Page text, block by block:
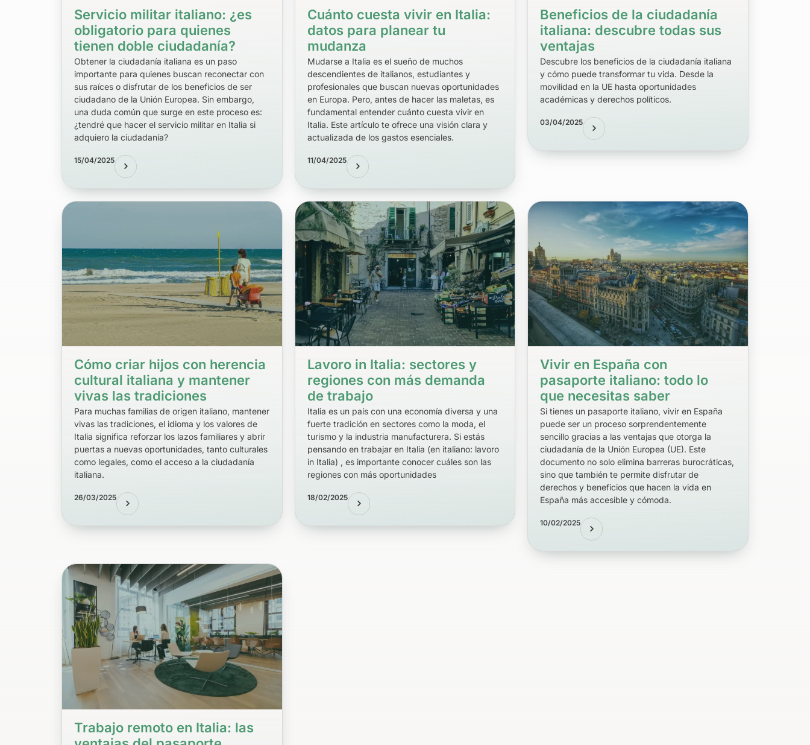
Servicio militar italiano: ¿es
obligatorio para quienes
tienen doble ciudadanía?
Obtener la ciudadanía italiana es un paso
importante para quienes buscan reconectar con
sus raíces o disfrutar de los beneficios de ser
ciudadano de la Unión Europea. Sin embargo,
una duda común que surge en este proceso es:
¿tendré que hacer el servicio militar en Italia si
adquiero la ciudadanía?
15/04/2025
Cuánto cuesta vivir en Italia:
datos para planear tu
mudanza
Mudarse a Italia es el sueño de muchos
descendientes de italianos, estudiantes y
profesionales que buscan nuevas oportunidades
en Europa. Pero, antes de hacer las maletas, es
fundamental entender cuánto cuesta vivir en
Italia. Este artículo te ofrece una visión clara y
actualizada de los gastos esenciales.
11/04/2025
Beneficios de la ciudadanía
italiana: descubre todas sus
ventajas
Descubre los beneficios de la ciudadanía italiana
y cómo puede transformar tu vida. Desde la
movilidad en la UE hasta oportunidades
académicas y derechos políticos.
03/04/2025
Cómo criar hijos con herencia
cultural italiana y mantener
vivas las tradiciones
Para muchas familias de origen italiano, mantener
vivas las tradiciones, el idioma y los valores de
Italia significa reforzar los lazos familiares y abrir
puertas a nuevas oportunidades, tanto culturales
como legales, como el acceso a la ciudadanía
italiana.
26/03/2025
Lavoro in Italia: sectores y
regiones con más demanda
de trabajo
Italia es un país con una economía diversa y una
fuerte tradición en sectores como la moda, el
turismo y la industria manufacturera. Si estás
pensando en trabajar en Italia (en italiano: lavoro
in Italia) , es importante conocer cuáles son las
regiones con más oportunidades
18/02/2025
Vivir en España con
pasaporte italiano: todo lo
que necesitas saber
Si tienes un pasaporte italiano, vivir en España
puede ser un proceso sorprendentemente
sencillo gracias a las ventajas que otorga la
ciudadanía de la Unión Europea (UE). Este
documento no solo elimina barreras burocráticas,
sino que también te permite disfrutar de
derechos y beneficios que hacen la vida en
España más accesible y cómoda.
10/02/2025
Trabajo remoto en Italia: las